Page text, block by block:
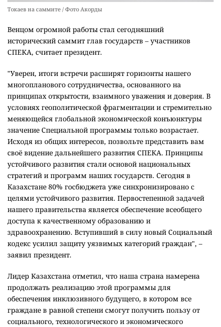
Токаев на саммите / Фото Акорды
Венцом огромной работы стал сегодняшний
исторический саммит глав государств – участников
СПЕКА, считает президент.
"Уверен, итоги встречи расширят горизонты нашего
многопланового сотрудничества, основанного на
принципах открытости, взаимного уважения и доверия. В
условиях геополитической фрагментации и стремительно
меняющейся глобальной экономической конъюнктуры
значение Специальной программы только возрастает.
Исходя из общих интересов, позвольте представить вам
своё видение дальнейшего развития СПЕКА. Принципы
устойчивого развития стали основой национальных
стратегий и программ наших государств. Сегодня в
Казахстане 80% госбюджета уже синхронизировано с
целями устойчивого развития. Первостепенной задачей
нашего правительства является обеспечение всеобщего
доступа к качественному образованию и
здравоохранению. Вступивший в силу новый Социальный
кодекс усилил защиту уязвимых категорий граждан", –
заявил президент.
Лидер Казахстана отметил, что наша страна намерена
продолжать реализацию этой программы для
обеспечения инклюзивного будущего, в котором все
граждане в равной степени смогут получить пользу от
социального, технологического и экономического